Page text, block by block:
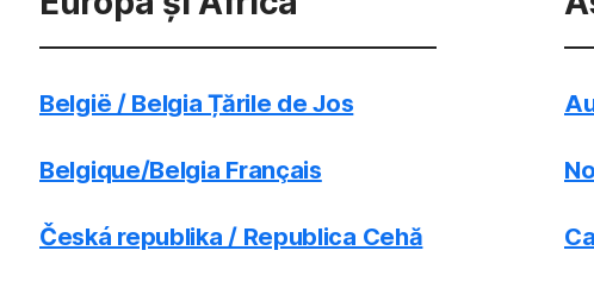
Norton Mobile Security
België / Belgia Țările de Jos
Belgique/Belgia Français
Česká republika / Republica Cehă